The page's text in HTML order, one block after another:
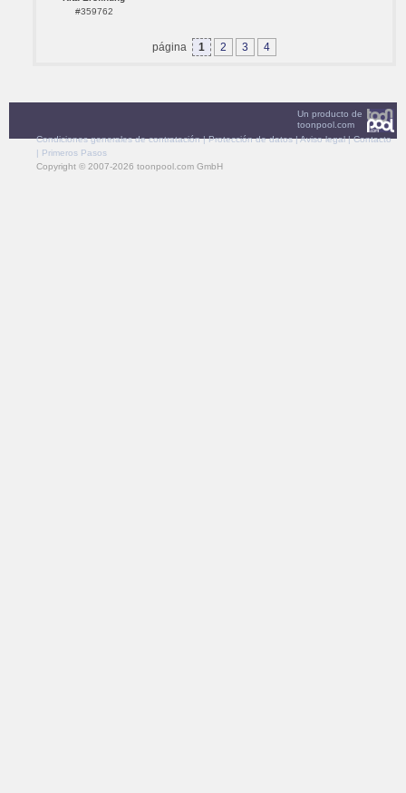
#359762
página 1 2 3 4
Un producto de
toonpool.com
Condiciones generales de contratación|Protección de datos|Aviso legal|Contacto
| Primeros Pasos
Copyright © 2007-2026 toonpool.com GmbH